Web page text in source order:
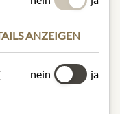
ANZEIGEN
nein ja